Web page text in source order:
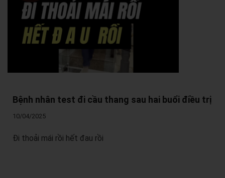
Bệnh nhân test đi cầu thang sau hai buổi điều trị
10/04/2025
Đi thoải mái rồi hết đau rồi